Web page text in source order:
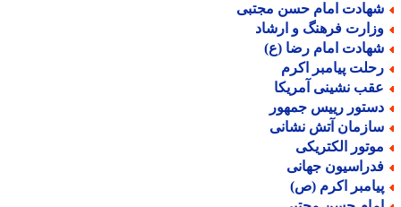
امام حسن مجتبی
فرهنگ و ارشاد
امام رضا (ع)
پیامبر اکرم
نشینی آمریکا
رییس جمهور
آتش نشانی
الکتریکی
جهانی
اکرم (ص)